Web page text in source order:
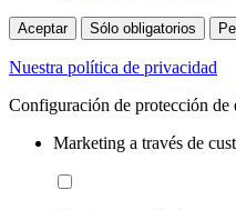
Aceptar Sólo obligatorios
Nuestra política de privacidad
Configuración de protección de
Marketing a través de